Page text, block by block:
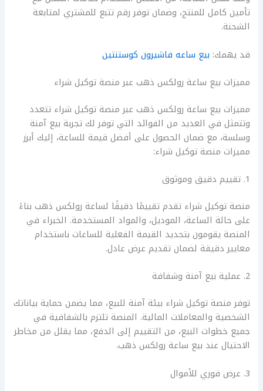
تأمين كامل للمنتج، وضمان توفر رقم تتبع للمشتري لمتابعة
الشحنة.
قد يهمك: بيع ساعه فاشيرون كوستنتين
مميزات بيع ساعة رولكس ذهب عبر منصة توكيل شراء
مميزات بيع ساعة رولكس ذهب عبر منصة توكيل شراء تتعدد
وتتمثل في العديد من الفوائد التي توفر لك تجربة بيع آمنة
وسلسة، مع ضمان الحصول على أفضل قيمة للساعة، إليك أبرز
مميزات منصة توكيل شراء:
1. تقييم دقيق وموثوق
منصة توكيل شراء تقدم تقييمًا دقيقًا لساعة رولكس ذهب بناءً
على حالة الساعة، الموديل، والمواد المستخدمة. الخبراء في
المنصة يقومون بتحديد القيمة الفعلية للساعات باستخدام
معايير دقيقة لضمان تقديم عرض عادل.
2. عملية بيع آمنة وشفافة
توفر منصة توكيل شراء بيئة آمنة للبيع، مما يضمن حماية بياناتك
الشخصية والمعاملات المالية. المنصة تلتزم بالشفافية في
جميع خطوات البيع، من التقييم إلى الدفع، مما يقلل من مخاطر
الاحتيال عند بيع ساعة رولكس ذهب.
3. عرض فوري للأموال